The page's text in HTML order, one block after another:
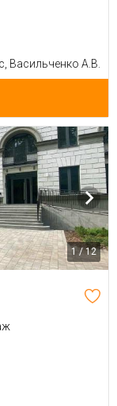
Васильченко А.В.
1 / 12